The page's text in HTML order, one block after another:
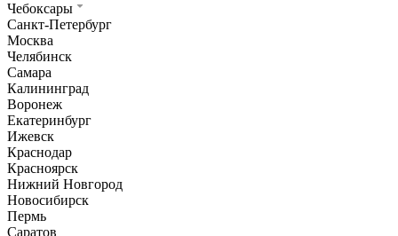
Чебоксары
Санкт-Петербург
Москва
Челябинск
Самара
Калининград
Воронеж
Екатеринбург
Ижевск
Краснодар
Красноярск
Нижний Новгород
Новосибирск
Пермь
Саратов